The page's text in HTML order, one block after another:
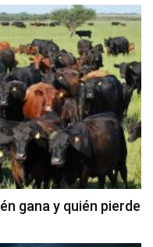
gana y quién pierde